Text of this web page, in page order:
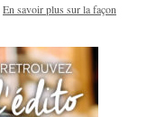
En savoir plus sur la façon